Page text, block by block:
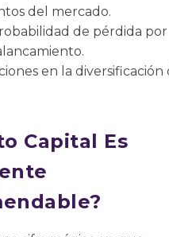
del mercado.
de pérdida por
en la diversificación
Capital Es